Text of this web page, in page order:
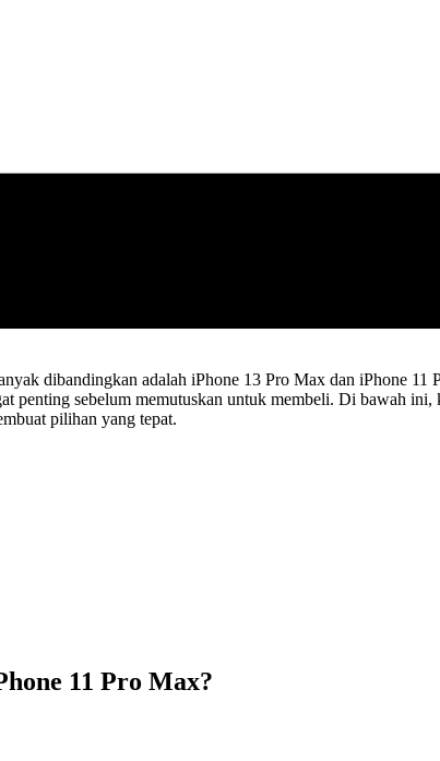
dibandingkan adalah iPhone 13 Pro Max dan iPhone
penting sebelum memutuskan untuk membeli. Di bawah
pilihan yang tepat.
11 Pro Max?